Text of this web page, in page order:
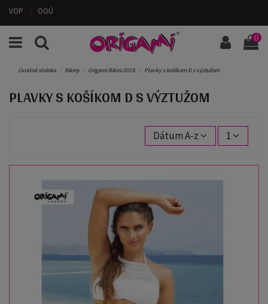
VOP OOÚ
0
Úvodná stránka Bikiny Origami Bikini 2019. Plavky s košíkom D s výztužom
PLAVKY S KOŠÍKOM D S VÝZTUŽOM
Dátum A-z 1